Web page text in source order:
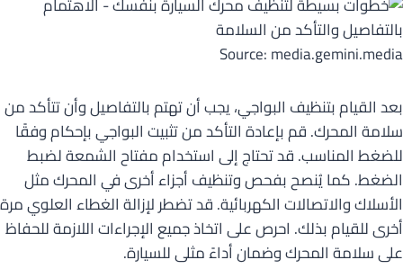
Source: media.gemini.media
بعد القيام بتنظيف البواجي، يجب أن تهتم بالتفاصيل وأن تتأكد من
سلامة المحرك. قم بإعادة التأكد من تثبيت البواجي بإحكام وفقًا
للضغط المناسب. قد تحتاج إلى استخدام مفتاح الشمعة لضبط
الضغط. كما يُنصح بفحص وتنظيف أجزاء أخرى في المحرك مثل
الأسلاك والاتصالات الكهربائية. قد تضطر لإزالة الغطاء العلوي مرة
أخرى للقيام بذلك. احرص على اتخاذ جميع الإجراءات اللازمة للحفاظ
على سلامة المحرك وضمان أداءً مثلى للسيارة.